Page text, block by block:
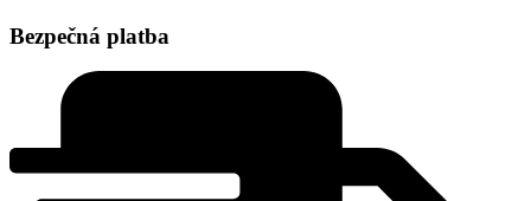
Bezpečná platba